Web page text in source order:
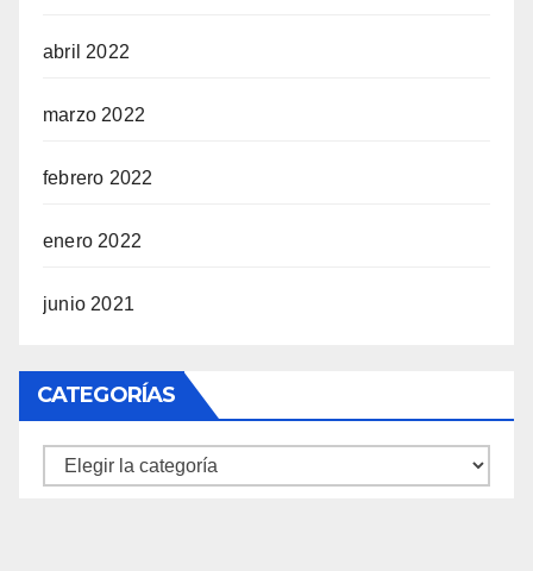
abril 2022
marzo 2022
febrero 2022
enero 2022
junio 2021
CATEGORÍAS
Categorías